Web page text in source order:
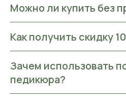
Можно ли купить без
Как получить скидку
Зачем использовать
педикюра?